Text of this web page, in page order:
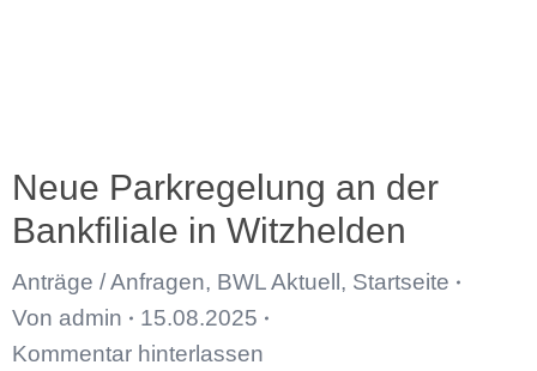
Neue Parkregelung an der
Bankfiliale in Witzhelden
Anträge / Anfragen, BWL Aktuell , Startseite
Von admin
15.08.2025
Kommentar hinterlassen